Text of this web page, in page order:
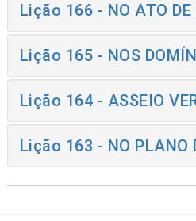
Lição 166 - NO ATO DE
Lição 165 - NOS
Lição 164 - ASSEIO
Lição 163 - NO PLANO